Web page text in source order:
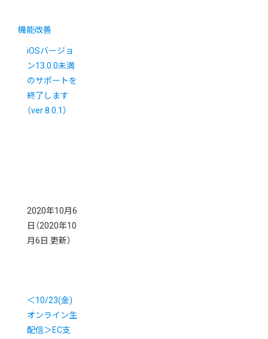
機能改善
iOSバージョ
ン13.0.0未満
のサポートを
終了します
（ver 8.0.1）
2020年10月6
日 （2020年10
月6日 更新）
＜10/23(金)
オンライン生
配信＞EC支